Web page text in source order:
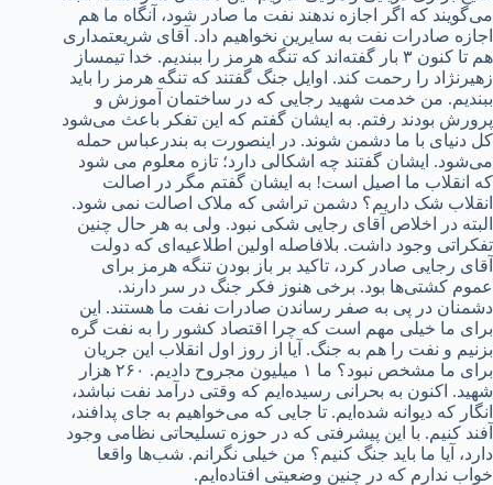
می‌گویند که اگر اجازه ندهند نفت ما صادر شود، آنگاه ما هم
اجازه صادرات نفت به سایرین نخواهیم داد. آقای شریعتمداری
هم تا کنون ۳ بار گفته‌اند که تنگه هرمز را ببندیم. خدا تیمساز
زهیرنژاد را رحمت کند. اوایل جنگ گفتند که تنگه هرمز را باید
ببندیم. من خدمت شهید رجایی که در ساختمان آموزش و
پرورش بودند رفتم. به ایشان گفتم که این تفکر باعث می‌شود
کل دنیای با ما دشمن شوند. در اینصورت به بندرعباس حمله
می‌شود. ایشان گفتند چه اشکالی دارد؛ تازه معلوم می شود
که انقلاب ما اصیل است! به ایشان گفتم مگر در اصالت
انقلاب شک داریم؟ دشمن تراشی که ملاک اصالت نمی شود.
البته در اخلاص آقای رجایی شکی نبود. ولی به هر حال چنین
تفکراتی وجود داشت. بلافاصله اولین اطلاعیه‌ای که دولت
آقای رجایی صادر کرد، تاکید بر باز بودن تنگه هرمز برای
عموم کشتی‌ها بود. برخی هنوز فکر جنگ در سر دارند.
دشمنان در پی به صفر رساندن صادرات نفت ما هستند. این
برای ما خیلی مهم است که چرا اقتصاد کشور را به نفت گره
بزنیم و نفت را هم به جنگ. آیا از روز اول انقلاب این جریان
برای ما مشخص نبود؟ ما ۱ میلیون مجروح دادیم. ۲۶۰ هزار
شهید. اکنون به بحرانی رسیده‌ایم که وقتی درآمد نفت نباشد،
انگار که دیوانه شده‌ایم. تا جایی که می‌خواهیم به جای پدافند،
آفند کنیم. با این پیشرفتی که در حوزه تسلیحاتی نظامی وجود
دارد، آیا ما باید جنگ کنیم؟ من خیلی نگرانم. شب‌ها واقعا
خواب ندارم که در چنین وضعیتی افتاده‌ایم.